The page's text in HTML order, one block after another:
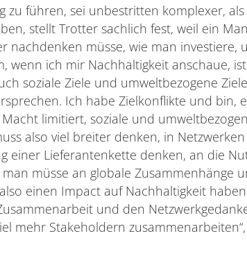
zu führen, sei unbestritten komplexer,
stellt Trotter sachlich fest, weil ein
nachdenken müsse, wie man investiere,
wenn ich mir Nachhaltigkeit anschaue,
soziale Ziele und umweltbezogene
Ich habe Zielkonflikte und bin,
limitiert, soziale und
also viel breiter denken, in Netzwerken
einer Lieferantenkette denken, an die
müsse an globale Zusammenhänge
einen Impact auf Nachhaltigkeit
und den
mehr Stakeholdern